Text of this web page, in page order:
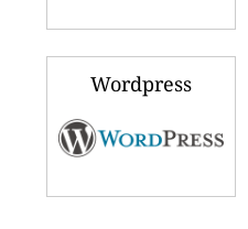
Wordpress